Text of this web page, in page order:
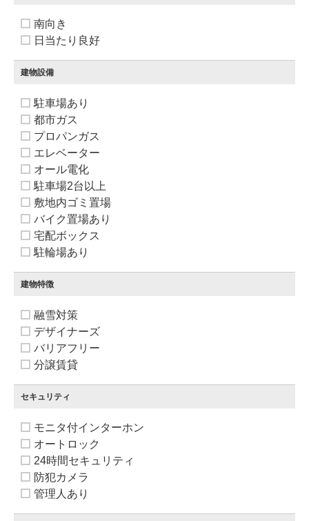
南向き
日当たり良好
建物設備
駐車場あり
都市ガス
プロパンガス
エレベーター
オール電化
駐車場2台以上
敷地内ゴミ置場
バイク置場あり
宅配ボックス
駐輪場あり
建物特徴
融雪対策
デザイナーズ
バリアフリー
分譲賃貸
セキュリティ
モニタ付インターホン
オートロック
24時間セキュリティ
防犯カメラ
管理人あり